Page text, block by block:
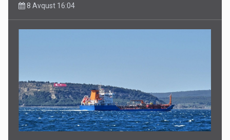
8 Avqust 16:04